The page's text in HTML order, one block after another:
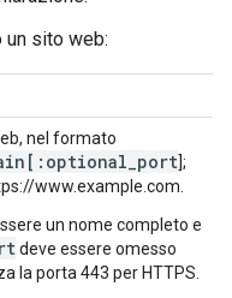
un sito web:
nel formato
];
www.example.com.
un nome completo e
deve essere omesso
la porta 443 per HTTPS.